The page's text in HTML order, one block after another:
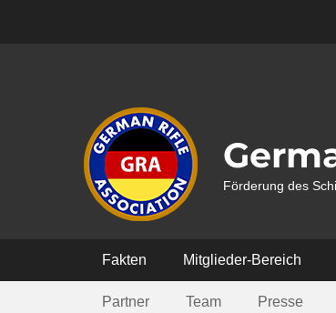
Förderung des
Hauptmenü
Fakten Mitglieder-Bereich
Submenü
Partner Team Presse